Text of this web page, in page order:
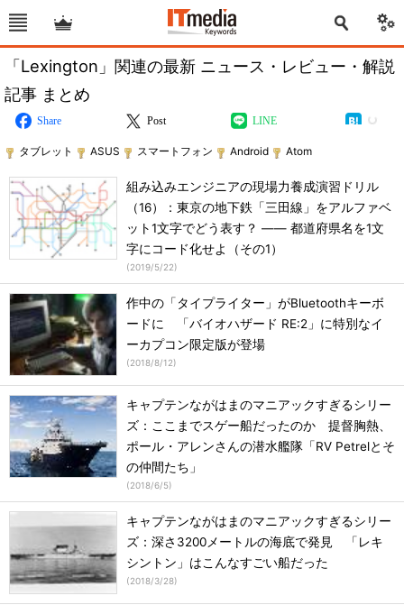
「Lexington」関連の最新 ニュース・レビュー・解説
記事 まとめ
Share Post LINE
タブレット ASUS スマートフォン Android Atom
組み込みエンジニアの現場力養成演習ドリル
（16）：東京の地下鉄「三田線」をアルファベ
ット1文字でどう表す？ ―― 都道府県名を1文
字にコード化せよ（その1）
(2019/5/22)
作中の「タイプライター」がBluetoothキーボ
ードに 「バイオハザード RE:2」に特別なイ
ーカプコン限定版が登場
(2018/8/12)
キャプテンながはまのマニアックすぎるシリー
ズ：ここまでスゲー船だったのか 提督胸熱、
ポール・アレンさんの潜水艦隊「RV Petrelとそ
の仲間たち」
(2018/6/5)
キャプテンながはまのマニアックすぎるシリー
ズ：深さ3200メートルの海底で発見 「レキ
シントン」はこんなすごい船だった
(2018/3/28)